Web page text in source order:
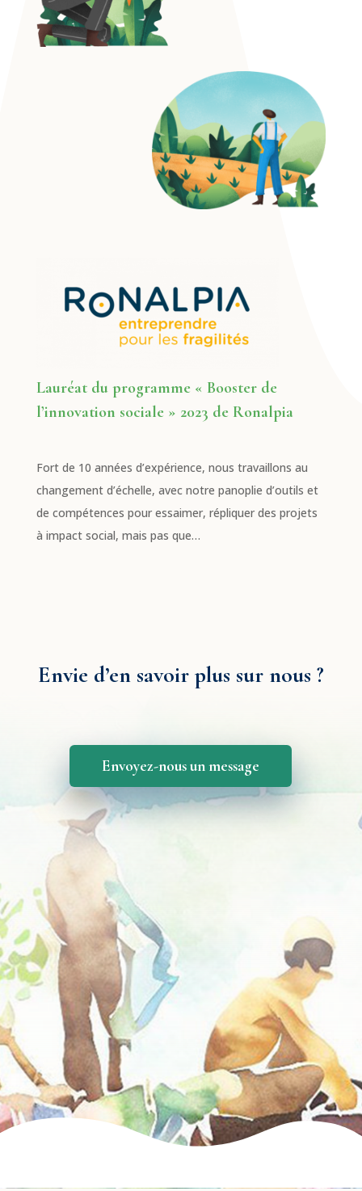
Lauréat du programme « Booster de
l’innovation sociale » 2023 de Ronalpia
Fort de 10 années d’expérience, nous travaillons au
changement d’échelle, avec notre panoplie d’outils et
de compétences pour essaimer, répliquer des projets
à impact social, mais pas que…
Envie d’en savoir plus sur nous ?
Envoyez-nous un message